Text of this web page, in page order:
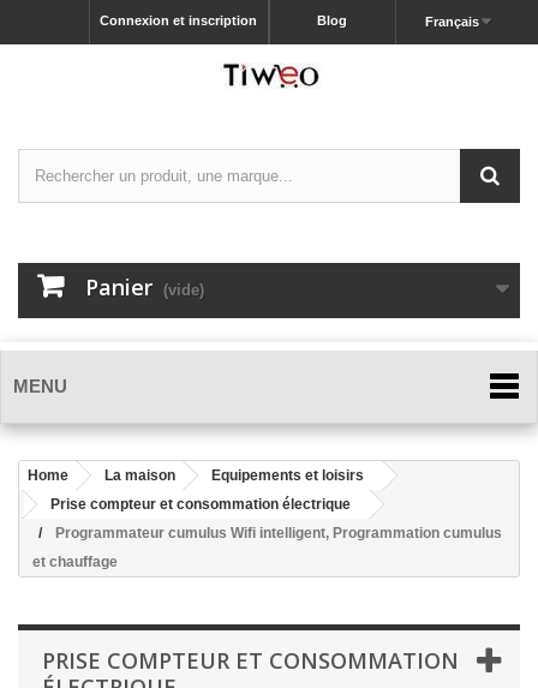
Français
Blog
Connexion et inscription
Panier (vide)
MENU
Home La maison
Equipements et loisirs
Prise compteur et consommation électrique
Programmateur cumulus Wifi intelligent, Programmation cumulus
et chauffage
PRISE COMPTEUR ET CONSOMMATION